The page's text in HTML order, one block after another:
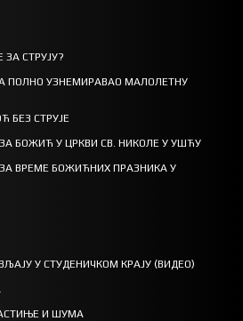
СТРУЈУ?
ПОЛНО УЗНЕМИРАВАО МАЛОЛЕТНУ
БЕЗ СТРУЈЕ
БОЖИЋ У ЦРКВИ СВ. НИКОЛЕ У УШЋУ
ВРЕМЕ БОЖИЋНИХ ПРАЗНИКА У
У СТУДЕНИЧКОМ КРАЈУ (ВИДЕО)
И ШУМА